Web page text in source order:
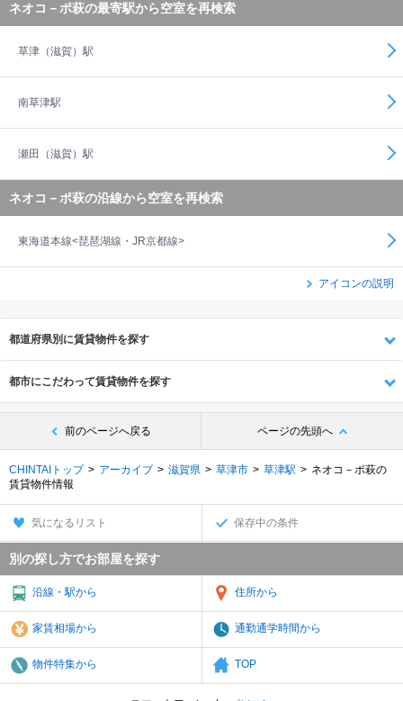
ネオコ－ポ萩の最寄駅から空室を再検索
草津（滋賀）駅
南草津駅
瀬田（滋賀）駅
ネオコ－ポ萩の沿線から空室を再検索
東海道本線<琵琶湖線・JR京都線>
アイコンの説明
都道府県別に賃貸物件を探す
都市にこだわって賃貸物件を探す
前のページへ戻る ページの先頭へ
CHINTAIトップ アーカイブ 滋賀県 草津市 草津駅
ネオコ－ポ萩の
賃貸物件情報
気になるリスト 保存中の条件
別の探し方でお部屋を探す
沿線・駅から 住所から
家賃相場から 通勤通学時間から
物件特集から TOP